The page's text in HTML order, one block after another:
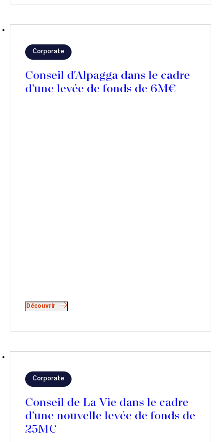
Corporate
Conseil d'Alpagga dans le cadre
d’une levée de fonds de 6M€
Découvrir
Corporate
Conseil de La Vie dans le cadre
d’une nouvelle levée de fonds de
25M€